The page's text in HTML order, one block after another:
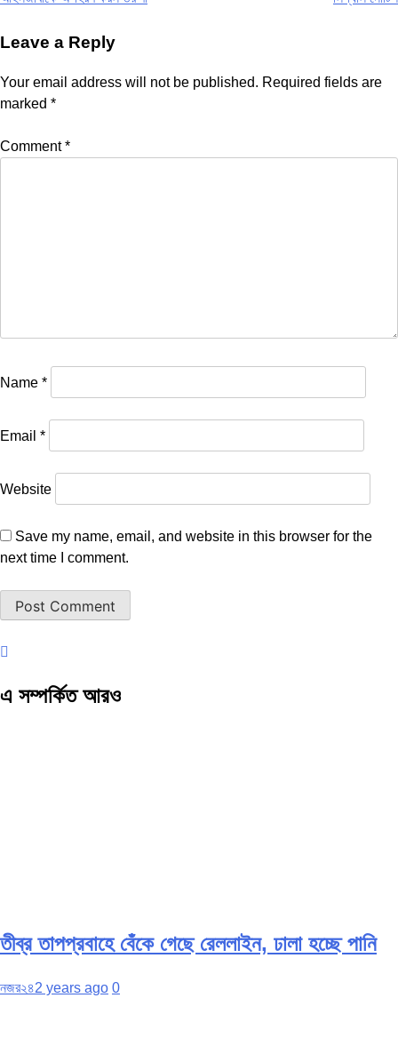
navigation
Leave a Reply
Your email address will not be published. Required fields are
marked *
Comment*
Name *
Email *
Website
Save my name, email, and website in this browser for the
next time I comment.
এ সম্পর্কিত আরও
তীব্র তাপপ্রবাহে বেঁকে গেছে রেললাইন, ঢালা হচ্ছে পানি
নজর২৪2 years ago 0